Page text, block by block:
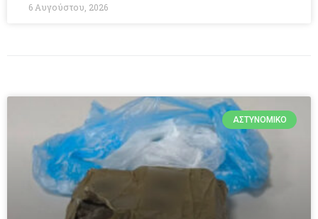
6 Αυγούστου, 2026
ΑΣΤΥΝΟΜΙΚΌ